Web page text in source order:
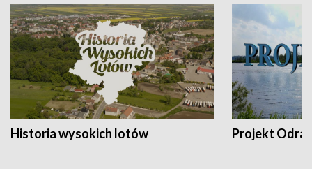
Historia wysokich lotów Projekt Odra